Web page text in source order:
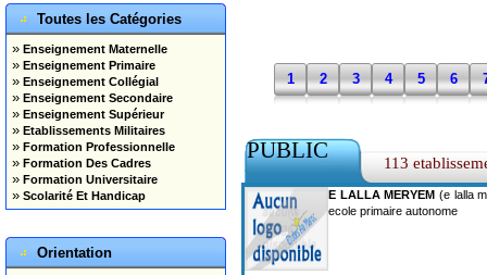
Toutes les Catégories
» Enseignement Maternelle
» Enseignement Primaire
» Enseignement Collégial
» Enseignement Secondaire
» Enseignement Supérieur
» Etablissements Militaires
» Formation Professionnelle
» Formation Des Cadres
» Formation Universitaire
» Scolarité Et Handicap
Orientation
1 2 3 4 5 6
PUBLIC 113
E LALLA MERYEM (e lalla
ecole primaire autonome